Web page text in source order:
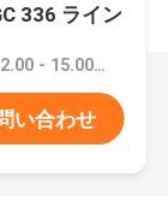
336 ライン
価格：USD 12.00 - 15.00 one piece
い合わせ